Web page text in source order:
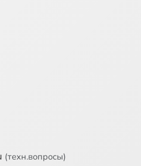
(техн.вопросы)